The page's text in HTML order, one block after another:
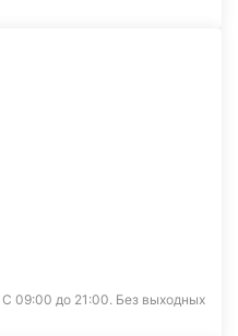
С 09:00 до 21:00. Без выходных